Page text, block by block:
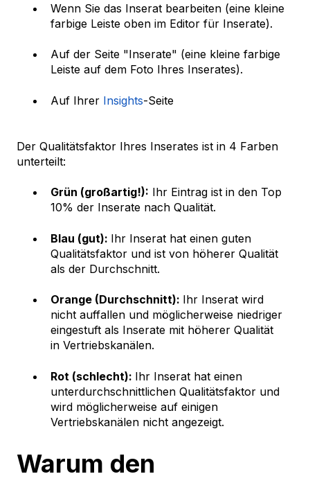
Wenn Sie das Inserat bearbeiten (eine kleine
farbige Leiste oben im Editor für Inserate).
Auf der Seite "Inserate" (eine kleine farbige
Leiste auf dem Foto Ihres Inserates).
Auf Ihrer Insights-Seite
Der Qualitätsfaktor Ihres Inserates ist in 4 Farben
unterteilt:
Grün (großartig!): Ihr Eintrag ist in den Top
10% der Inserate nach Qualität.
Blau (gut): Ihr Inserat hat einen guten
Qualitätsfaktor und ist von höherer Qualität
als der Durchschnitt.
Orange (Durchschnitt): Ihr Inserat wird
nicht auffallen und möglicherweise niedriger
eingestuft als Inserate mit höherer Qualität
in Vertriebskanälen.
Rot (schlecht): Ihr Inserat hat einen
unterdurchschnittlichen Qualitätsfaktor und
wird möglicherweise auf einigen
Vertriebskanälen nicht angezeigt.
Warum den